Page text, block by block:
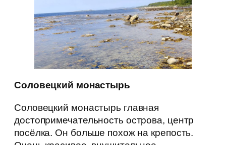
Соловецкий монастырь
Соловецкий монастырь главная
достопримечательность острова, центр
посёлка. Он больше похож на крепость.